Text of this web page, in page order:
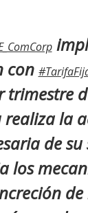
con
trimestre
realiza la
de su
los